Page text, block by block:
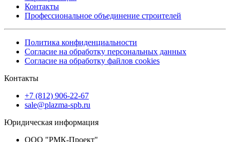
Контакты
Профессиональное объединение строителей
Политика конфиденциальности
Согласие на обработку персональных данных
Согласие на обработку файлов cookies
Контакты
+7 (812) 906-22-67
sale@plazma-spb.ru
Юридическая информация
ООО "РМК-Проект"